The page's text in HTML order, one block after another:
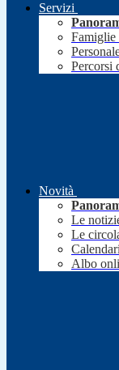
Servizi
Famiglie
Percorsi
Novità
Le
Le
Albo